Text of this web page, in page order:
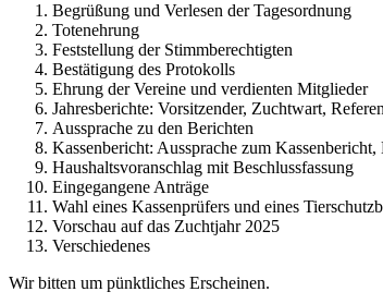
Begrüßung und Verlesen der Tagesordnung
Totenehrung
Feststellung der Stimmberechtigten
Bestätigung des Protokolls
Ehrung der Vereine und verdienten Mitglieder
Jahresberichte: Vorsitzender, Zuchtwart,
Aussprache zu den Berichten
Kassenbericht: Aussprache zum
Haushaltsvoranschlag mit Beschlussfassung
Eingegangene Anträge
Wahl eines Kassenprüfers und eines
Vorschau auf das Zuchtjahr 2025
Verschiedenes
Wir bitten um pünktliches Erscheinen.